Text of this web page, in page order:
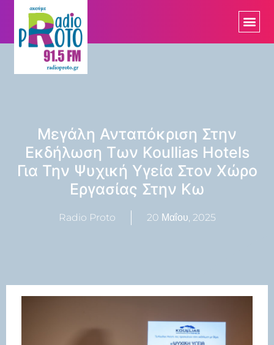
Μεγάλη Ανταπόκριση Στην
Εκδήλωση Των Koullias Hotels
Για Την Ψυχική Υγεία Στον Χώρο
Εργασίας Στην Κω
Radio Proto 20 Μαΐου, 2025